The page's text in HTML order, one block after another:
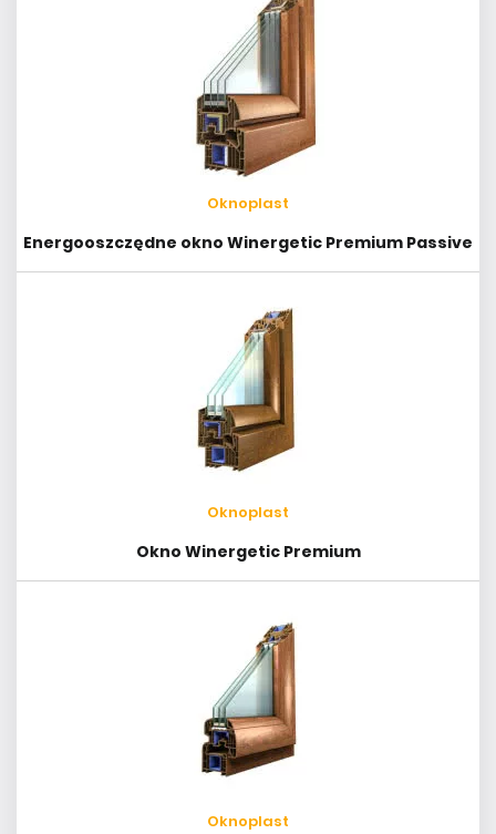
Oknoplast
Energooszczędne okno Winergetic Premium Passive
Oknoplast
Okno Winergetic Premium
Oknoplast